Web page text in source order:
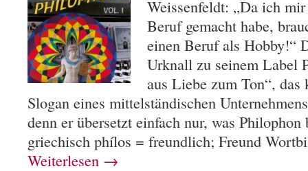
Weissenfeldt: „Da ich
Beruf gemacht habe,
einen Beruf als Hobby!“
Urknall zu seinem Label
aus Liebe zum Ton“,
Slogan eines mittelständischen
denn er übersetzt einfach nur, was
griechisch phílos = freundlich; Freund
Weiterlesen →